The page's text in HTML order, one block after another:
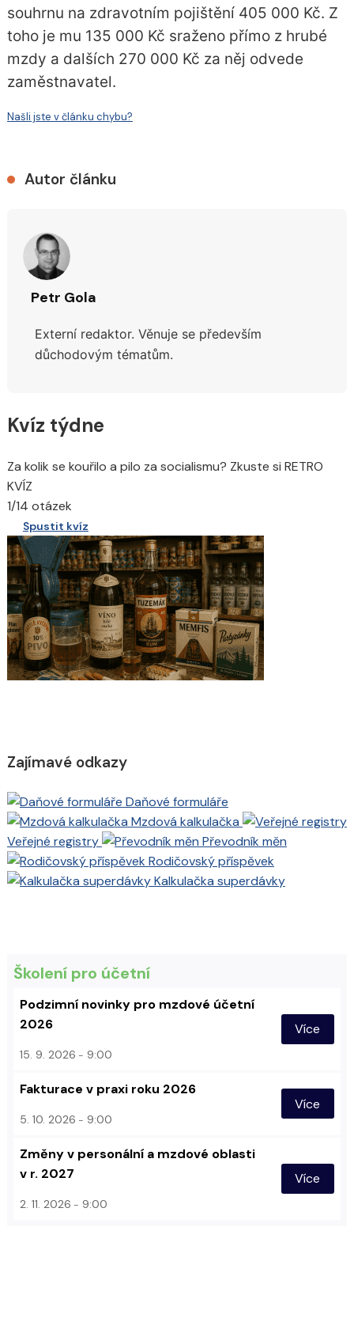
souhrnu na zdravotním pojištění 405 000 Kč. Z
toho je mu 135 000 Kč sraženo přímo z hrubé
mzdy a dalších 270 000 Kč za něj odvede
zaměstnavatel.
Našli jste v článku chybu?
Autor článku
Petr Gola
Externí redaktor. Věnuje se především
důchodovým tématům.
Kvíz týdne
Za kolik se kouřilo a pilo za socialismu? Zkuste si RETRO
KVÍZ
1/14 otázek
Spustit kvíz
Zajímavé odkazy
Daňové formuláře
Mzdová kalkulačka
Veřejné registry
Převodník měn
Rodičovský příspěvek
Kalkulačka superdávky
Školení pro účetní
Podzimní novinky pro mzdové účetní
2026
15. 9. 2026 9:00
Více
Fakturace v praxi roku 2026
5. 10. 2026 9:00
Více
Změny v personální a mzdové oblasti
v r. 2027
2. 11. 2026 9:00
Více